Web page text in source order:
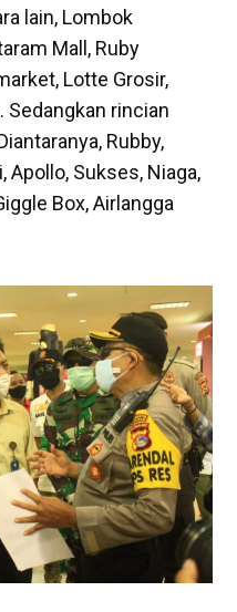
lain, Lombok
Mall, Ruby
Lotte Grosir,
Sedangkan rincian
Rubby,
Apollo, Sukses, Niaga,
Box, Airlangga